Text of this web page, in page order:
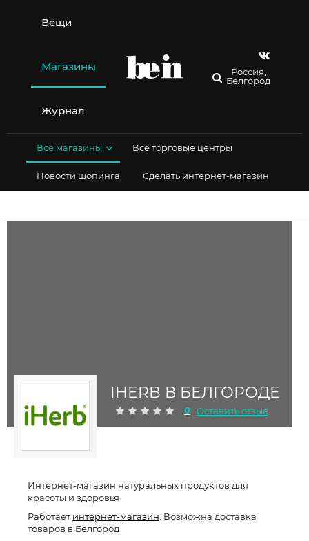
содержимому
Вещи
Магазины
Журнал
Россия,
Белгород
Все магазины Все торговые центры
Новости шопинга Сделать интернет-магазин
IHERB В БЕЛГОРОДЕ
0 Оставить отзыв
Интернет-магазин натуральных продуктов для
красоты и здоровья
Работаетинтернет-магазин . Возможна доставка
товаров в Белгород